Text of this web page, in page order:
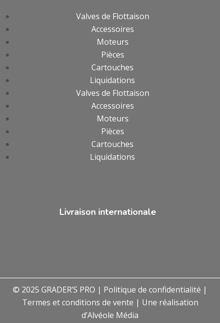
Valves de Flottaison
Accessoires
Moteurs
Pièces
Cartouches
Liquidations
Valves de Flottaison
Accessoires
Moteurs
Pièces
Cartouches
Liquidations
Livraison internationale
© 2025 GRADER’S PRO | Politique de confidentialité |
Termes et conditions de vente | Une réalisation
d’Alvéole Média